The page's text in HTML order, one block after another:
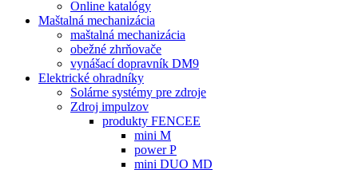
Online katalógy
Maštalná mechanizácia
maštalná mechanizácia
obežné zhrňovače
vynášací dopravník DM9
Elektrické ohradníky
Solárne systémy pre zdroje
Zdroj impulzov
produkty FENCEE
mini M
power P
mini DUO MD